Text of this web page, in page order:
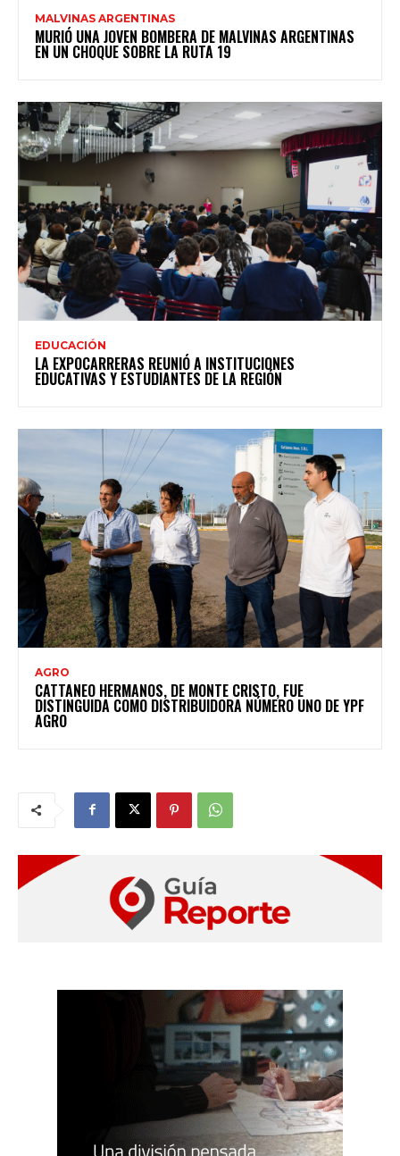
MALVINAS ARGENTINAS
MURIÓ UNA JOVEN BOMBERA DE MALVINAS ARGENTINAS
EN UN CHOQUE SOBRE LA RUTA 19
EDUCACIÓN
LA EXPOCARRERAS REUNIÓ A INSTITUCIONES
EDUCATIVAS Y ESTUDIANTES DE LA REGIÓN
AGRO
CATTANEO HERMANOS, DE MONTE CRISTO, FUE
DISTINGUIDA COMO DISTRIBUIDORA NÚMERO UNO DE YPF
AGRO